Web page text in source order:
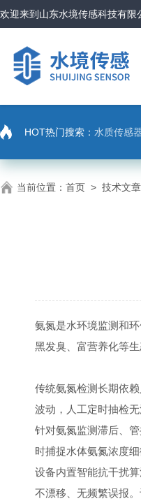
欢迎来到 山东水境传感科技有限
HOT热门搜索： 水质传感
当前位置： 首页 > 技术文章
氨氮是水环境监测和
黑发臭、富营养化等
传统氨氮检测长期依
波动，人工定时抽检
针对氨氮监测滞后、
时捕捉水体氨氮浓度
设备内置智能抗干扰
不漂移、无频繁误报